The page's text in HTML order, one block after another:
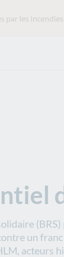
par les
(BRS)
un franc
acteurs